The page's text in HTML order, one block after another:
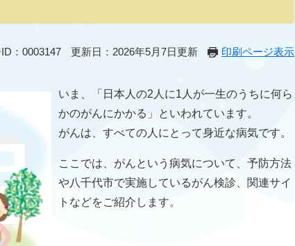
：0003147 更新日：2026年5月7日更新 印刷ページ表示
いま、「日本人の2人に1人が一生のうちに何ら
かのがんにかかる」といわれています。
がんは、すべての人にとって身近な病気です。
ここでは、がんという病気について、予防方法
や八千代市で実施しているがん検診、関連サイ
トなどをご紹介します。